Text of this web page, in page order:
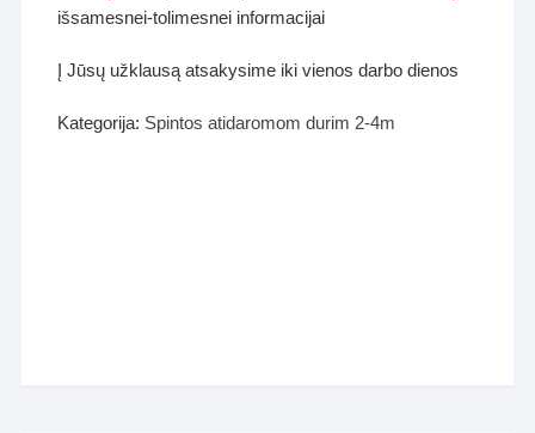
išsamesnei-tolimesnei informacijai
Į Jūsų užklausą atsakysime iki vienos darbo dienos
Kategorija: Spintos atidaromom durim 2-4m